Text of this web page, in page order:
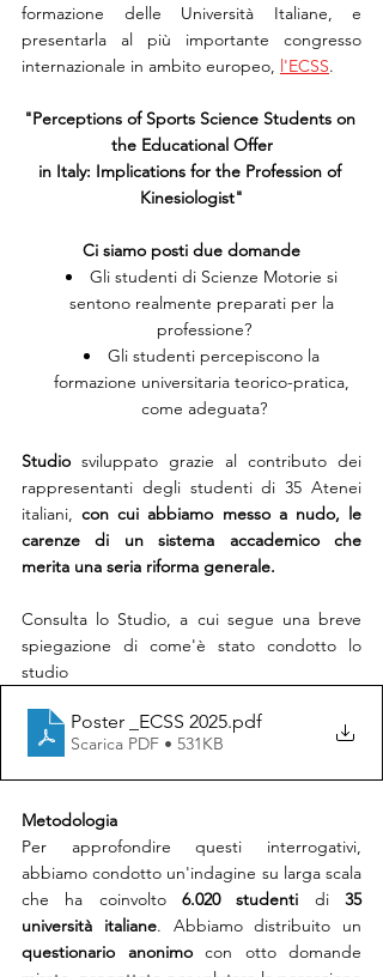
formazione delle Università Italiane, e
presentarla al più importante congresso
internazionale in ambito europeo, l'ECSS.
"Perceptions of Sports Science Students on
the Educational Offer
in Italy: Implications for the Profession of
Kinesiologist"
Ci siamo posti due domande
Gli studenti di Scienze Motorie si
sentono realmente preparati per la
professione?
Gli studenti percepiscono la
formazione universitaria teorico-pratica,
come adeguata?
Studio sviluppato grazie al contributo dei
rappresentanti degli studenti di 35 Atenei
italiani, con cui abbiamo messo a nudo, le
carenze di un sistema accademico che
merita una seria riforma generale.
Consulta lo Studio, a cui segue una breve
spiegazione di come'è stato condotto lo
studio
Poster _ECSS 2025.pdf
Scarica PDF • 531KB
Metodologia
Per approfondire questi interrogativi,
abbiamo condotto un'indagine su larga scala
che ha coinvolto 6.020 studenti di 35
università italiane
questionario anonimo con otto domande